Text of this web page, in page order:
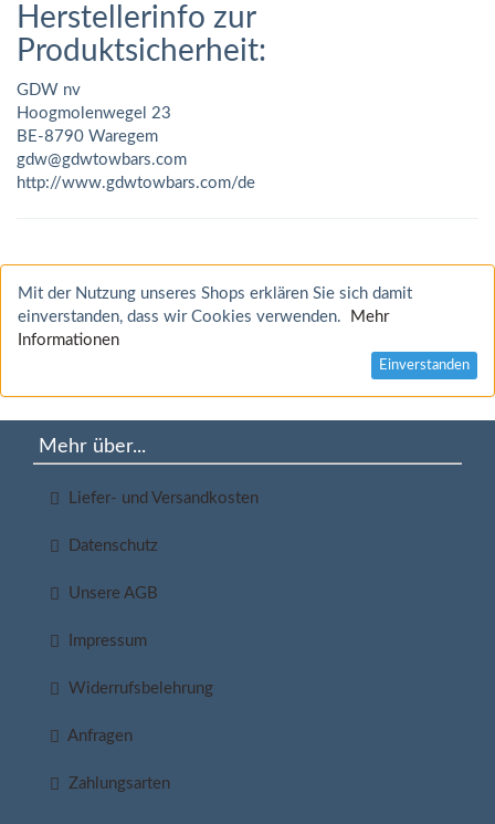
Herstellerinfo zur
Produktsicherheit:
GDW nv
Hoogmolenwegel 23
BE-8790 Waregem
gdw@gdwtowbars.com
http://www.gdwtowbars.com/de
Mit der Nutzung unseres Shops erklären Sie sich damit
einverstanden, dass wir Cookies verwenden.
Mehr
Informationen
Einverstanden
Mehr über...
Liefer- und Versandkosten
Datenschutz
Unsere AGB
Impressum
Widerrufsbelehrung
Anfragen
Zahlungsarten